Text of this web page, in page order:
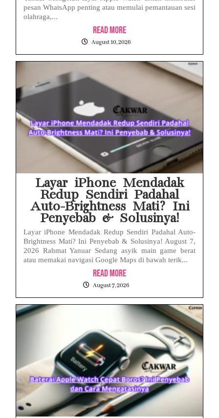
pesan WhatsApp penting atau memulai pemantauan sesi
olahraga,...
Read More
August 10, 2026
Layar iPhone Mendadak
Redup Sendiri Padahal
Auto-Brightness Mati? Ini
Penyebab & Solusinya!
Layar iPhone Mendadak Redup Sendiri Padahal Auto-
Brightness Mati? Ini Penyebab & Solusinya! August 7,
2026 Rahmat Yanuar Sedang asyik main game berat
atau memakai navigasi Google Maps di bawah terik...
Read More
August 7, 2026